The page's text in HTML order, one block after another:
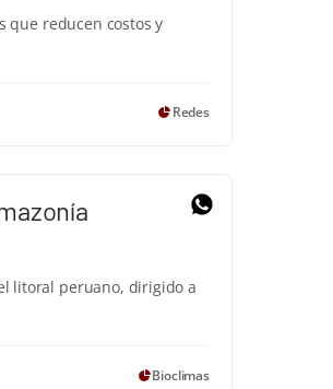
que reducen costos y
Redes
litoral peruano, dirigido a
Bioclimas